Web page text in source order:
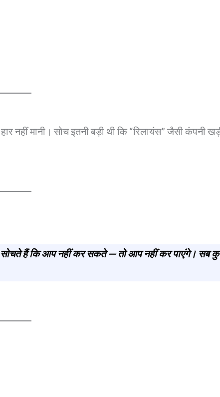
मानी। सोच इतनी बड़ी थी कि “रिलायंस” जैसी कंपनी
हैं कि आप नहीं कर सकते — तो आप नहीं कर पाएंगे। सब